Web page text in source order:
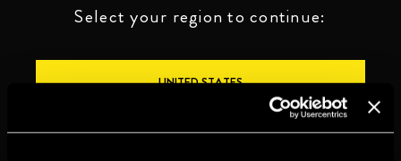
Select your region to continue:
UNITED STATES